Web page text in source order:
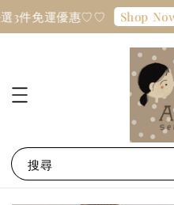
3件免運優惠♡♡ Shop Now
搜尋